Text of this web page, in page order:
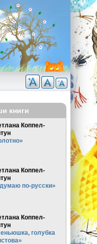
книги
Коппел-
Коппел-
по-русски»
Коппел-
голубка